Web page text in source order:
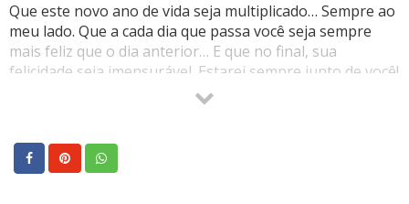
Que este novo ano de vida seja multiplicado… Sempre ao
meu lado. Que a cada dia que passa você seja sempre
mais feliz que o dia anterior… E que no final, sua
felicidade seja imensurável. Estarei sempre junto de você!